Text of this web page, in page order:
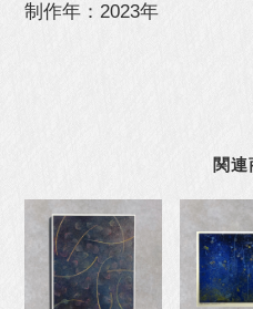
制作年：2023年
関連